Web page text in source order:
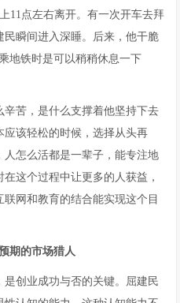
点左右离开。有一次开车去拜
瞬间进入深睡。后来，他干脆
地铁时是可以稍稍休息一下
苦，是什么支撑着他坚持下去
该轻松的时候，选择从头再
怎么活都是一辈子，能专注地
这个过程中让更多的人获益，
网和教育的结合能实现这个目
期的市场猎人
创业成功与否的关键。屈建民